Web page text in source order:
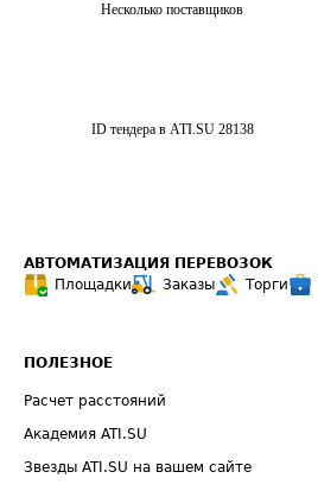
Несколько поставщиков
ID тендера в ATI.SU 28138
АВТОМАТИЗАЦИЯ ПЕРЕВОЗОК
Площадки
Заказы Торги
ПОЛЕЗНОЕ
Расчет расстояний
Академия ATI.SU
Звезды ATI.SU на вашем сайте